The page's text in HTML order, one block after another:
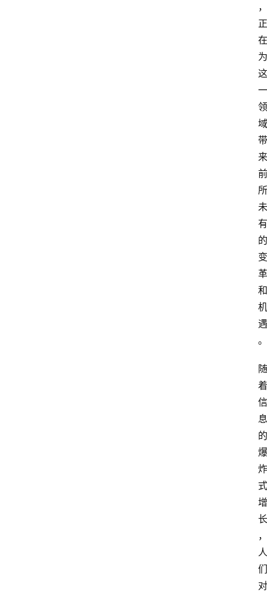
，
正
在
为
这
一
领
域
带
来
前
所
未
有
的
变
革
和
机
遇
。
随
着
信
息
的
爆
炸
式
增
长
，
人
们
对